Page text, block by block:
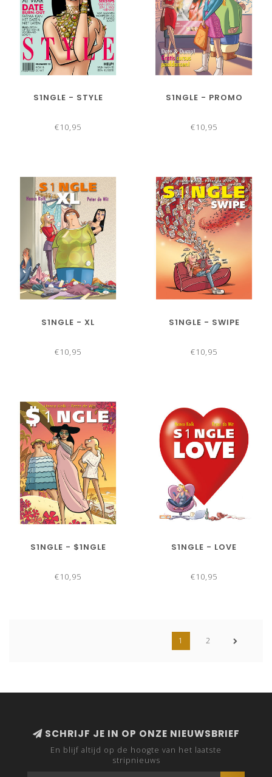
S1NGLE - STYLE
€10,95
S1NGLE - PROMO
€10,95
S1NGLE - XL
€10,95
S1NGLE - SWIPE
€10,95
S1NGLE - $1NGLE
€10,95
S1NGLE - LOVE
€10,95
1 2
SCHRIJF JE IN OP ONZE NIEUWSBRIEF
En blijf altijd op de hoogte van het laatste
stripnieuws